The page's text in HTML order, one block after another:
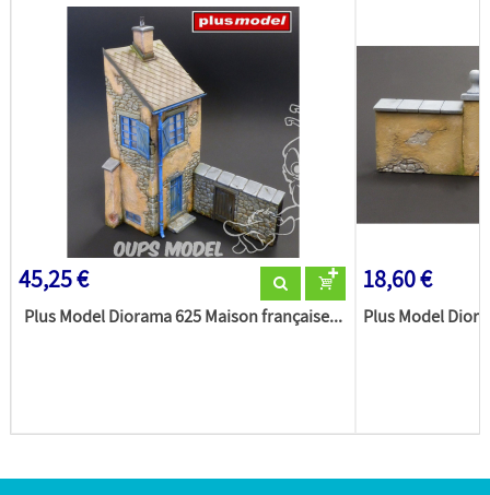
45,25 €
Plus Model Diorama 625 Maison française...
18,60 €
Plus Model